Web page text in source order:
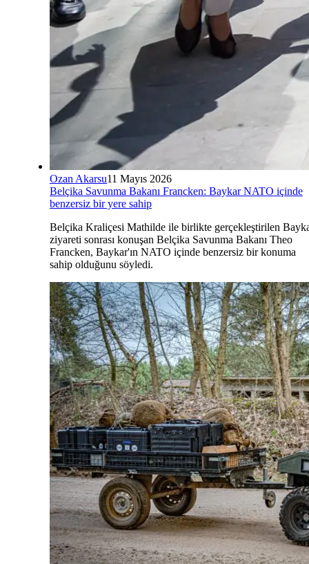
Ozan Akarsu11 Mayıs 2026
Belçika Savunma Bakanı Francken: Baykar NATO içinde
benzersiz bir yere sahip
Belçika Kraliçesi Mathilde ile birlikte gerçekleştirilen
ziyareti sonrası konuşan Belçika Savunma Bakanı Theo
Francken, Baykar'ın NATO içinde benzersiz bir konuma
sahip olduğunu söyledi.